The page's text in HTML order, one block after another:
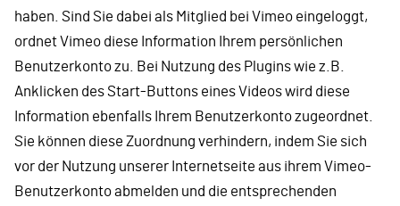
haben. Sind Sie dabei als Mitglied bei Vimeo eingeloggt,
ordnet Vimeo diese Information Ihrem persönlichen
Benutzerkonto zu. Bei Nutzung des Plugins wie z.B.
Anklicken des Start-Buttons eines Videos wird diese
Information ebenfalls Ihrem Benutzerkonto zugeordnet.
Sie können diese Zuordnung verhindern, indem Sie sich
vor der Nutzung unserer Internetseite aus ihrem Vimeo-
Benutzerkonto abmelden und die entsprechenden